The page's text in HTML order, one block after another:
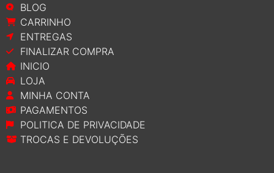
BLOG
CARRINHO
ENTREGAS
FINALIZAR COMPRA
INICIO
LOJA
MINHA CONTA
PAGAMENTOS
POLITICA DE PRIVACIDADE
TROCAS E DEVOLUÇÕES